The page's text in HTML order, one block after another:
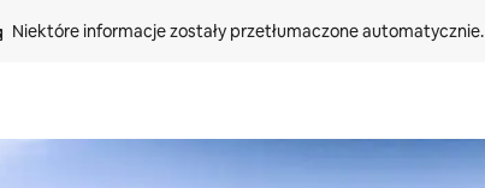
Niektóre informacje zostały przetłumaczone automatycznie.